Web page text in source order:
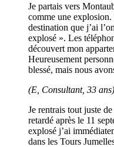
Je partais vers
comme une explosion.
destination que j’ai
explosé ». Les
découvert mon
Heureusement
blessé, mais nous
(E, Consultant, 33 ans)
Je rentrais tout juste
retardé après le 11
explosé j’ai
dans les Tours